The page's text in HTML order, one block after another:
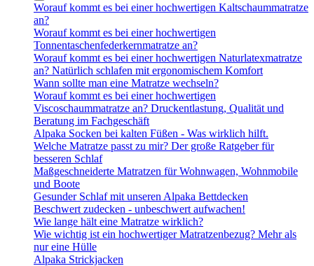
Worauf kommt es bei einer hochwertigen Kaltschaummatratze
an?
Worauf kommt es bei einer hochwertigen
Tonnentaschenfederkernmatratze an?
Worauf kommt es bei einer hochwertigen Naturlatexmatratze
an? Natürlich schlafen mit ergonomischem Komfort
Wann sollte man eine Matratze wechseln?
Worauf kommt es bei einer hochwertigen
Viscoschaummatratze an? Druckentlastung, Qualität und
Beratung im Fachgeschäft
Alpaka Socken bei kalten Füßen - Was wirklich hilft.
Welche Matratze passt zu mir? Der große Ratgeber für
besseren Schlaf
Maßgeschneiderte Matratzen für Wohnwagen, Wohnmobile
und Boote
Gesunder Schlaf mit unseren Alpaka Bettdecken
Beschwert zudecken - unbeschwert aufwachen!
Wie lange hält eine Matratze wirklich?
Wie wichtig ist ein hochwertiger Matratzenbezug? Mehr als
nur eine Hülle
Alpaka Strickjacken